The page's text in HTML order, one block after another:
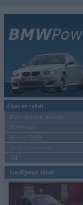
Ziņas un raksti
BMW modeļu jaunumi
BMW testi
Mēneša BMW
Sērijveida tūnings
Vel...
Gadījuma bilde